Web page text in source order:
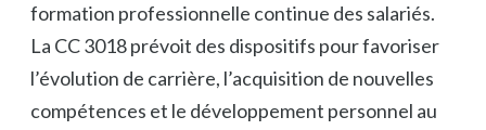
formation professionnelle continue des salariés.
La CC 3018 prévoit des dispositifs pour favoriser
l’évolution de carrière, l’acquisition de nouvelles
compétences et le développement personnel au